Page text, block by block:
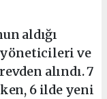
aldığı
yöneticileri ve
alındı. 7
6 ilde yeni